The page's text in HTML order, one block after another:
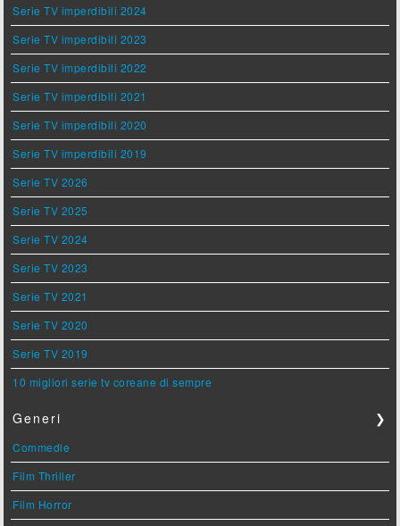
Serie TV imperdibili 2024
Serie TV imperdibili 2023
Serie TV imperdibili 2022
Serie TV imperdibili 2021
Serie TV imperdibili 2020
Serie TV imperdibili 2019
Serie TV 2026
Serie TV 2025
Serie TV 2024
Serie TV 2023
Serie TV 2021
Serie TV 2020
Serie TV 2019
10 migliori serie tv coreane di sempre
Generi ❯
Commedie
Film Thriller
Film Horror